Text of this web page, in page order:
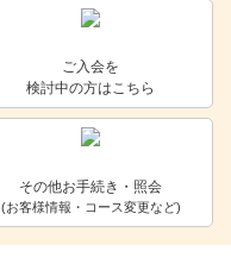
ご入会を
検討中の方はこちら
その他お手続き・照会
(お客様情報・コース変更など)